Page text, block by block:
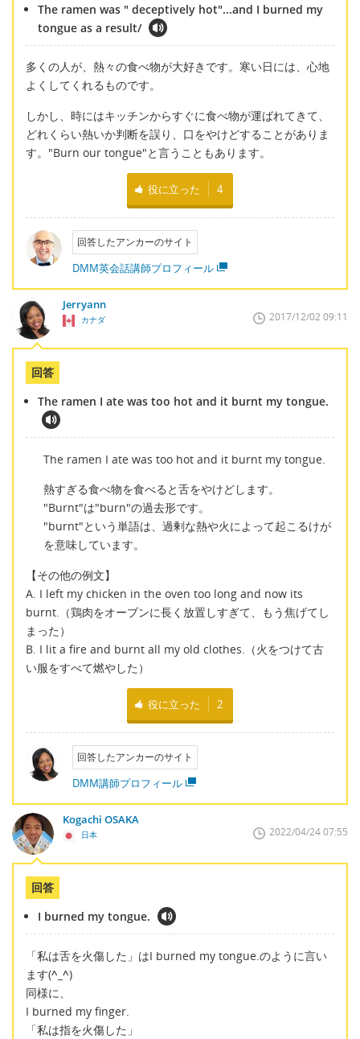
The ramen was " deceptively hot"...and I burned my
tongue as a result/
多くの人が、熱々の食べ物が大好きです。寒い日には、心地
よくしてくれるものです。
しかし、時にはキッチンからすぐに食べ物が運ばれてきて、
どれくらい熱いか判断を誤り、口をやけどすることがありま
す。"Burn our tongue"と言うこともあります。
役に立った 4
回答したアンカーのサイト
DMM英会話講師プロフィール
Jerryann
カナダ 2017/12/02 09:11
回答
The ramen I ate was too hot and it burnt my tongue.
The ramen I ate was too hot and it burnt my tongue.
熱すぎる食べ物を食べると舌をやけどします。
"Burnt"は"burn"の過去形です。
"burnt"という単語は、過剰な熱や火によって起こるけが
を意味しています。
【その他の例文】
A. I left my chicken in the oven too long and now its
burnt.（鶏肉をオーブンに長く放置しすぎて、もう焦げてし
まった）
B. I lit a fire and burnt all my old clothes.（火をつけて古
い服をすべて燃やした）
役に立った 2
回答したアンカーのサイト
DMM講師プロフィール
Kogachi OSAKA
日本 2022/04/24 07:55
回答
I burned my tongue.
「私は舌を火傷した」はI burned my tongue.のように言い
ます(^_^)
同様に、
I burned my finger.
「私は指を火傷した」